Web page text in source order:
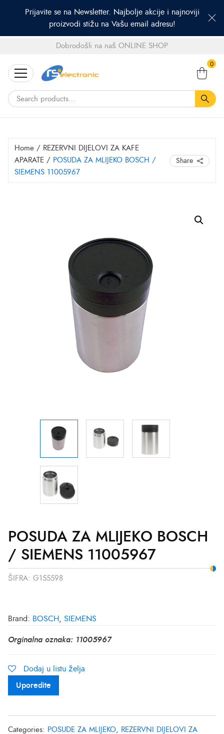
Prijavite se na Newsletter. Najbolje akcije i najnoviji
proizvodi stižu na Vašu email adresu!
Dobrodošli na naš ONLINE SHOP
for:
0
Home / REZERVNI DIJELOVI ZA KAFE
APARATE / POSUDA ZA MLIJEKO BOSCH /
SIEMENS 11005967
Share
POSUDA ZA MLIJEKO BOSCH
/ SIEMENS 11005967
ŠIFRA: G155598
Brand: BOSCH SIEMENS
Orginalna oznaka: 11005967
Dodaj u listu želja
Uporedite
Categories: POSUDE ZA MLIJEKO, REZERVNI DIJELOVI ZA